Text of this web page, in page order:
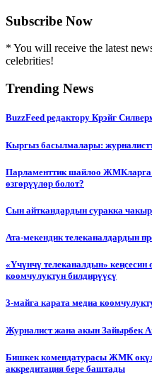
Subscribe Now
* You will receive the latest
celebrities!
Trending News
BuzzFeed редактору Крэйг
Кыргыз басылмалары:
Парламенттик шайлоо ЖМКларга
өзгөрүүлөр болот?
Сын айткандардын суракка
Ата-мекендик телеканалдардын
«Үчүнчү телеканалдын» кеңсесин
коомчулуктун билдирүүсү
3-майга карата медиа
Журналист жана акын Зайырбек
Бишкек комендатурасы ЖМК
аккредитация бере баштады